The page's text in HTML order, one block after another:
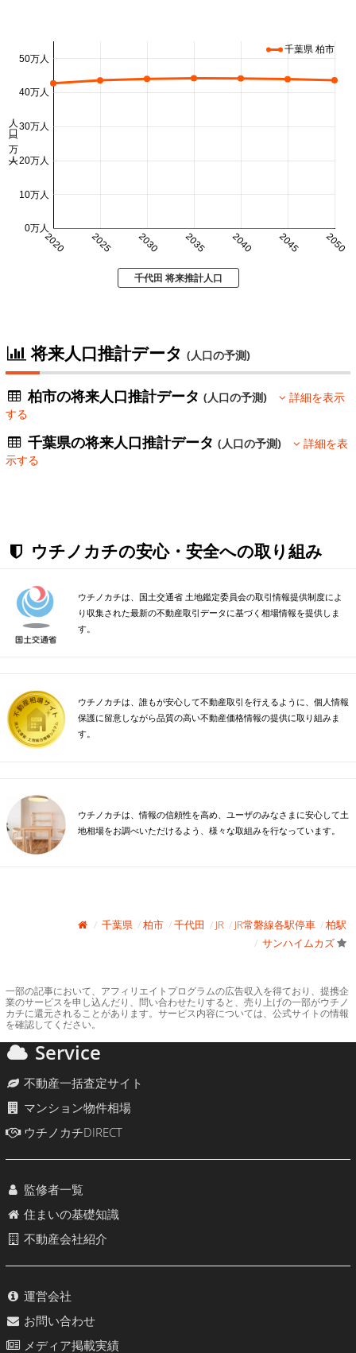
2020 2025 2030 2035 2040 2045 2050
0万人
10万人
20万人
30万人
40万人
50万人
人口 (万人)
千葉県 柏市
千代田 将来推計人口
将来人口推計データ (人口の予測)
柏市の将来人口推計データ(人口の予測)
詳細を表示
する
千葉県の将来人口推計データ(人口の予測)
詳細を表
示する
ウチノカチの安心・安全への取り組み
ウチノカチは、国土交通省 土地鑑定委員会の取引情報提供制度によ
り収集された最新の不動産取引データに基づく相場情報を提供しま
す。
ウチノカチは、誰もが安心して不動産取引を行えるように、個人情報
保護に留意しながら品質の高い不動産価格情報の提供に取り組みま
す。
ウチノカチは、情報の信頼性を高め、ユーザのみなさまに安心して土
地相場をお調べいただけるよう、様々な取組みを行なっています。
千葉県 柏市 千代田 JR JR常磐線各駅停車
柏駅
サンハイムカズ
一部の記事において、アフィリエイトプログラムの広告収入を得ており、提携企
業のサービスを申し込んだり、問い合わせたりすると、売り上げの一部がウチノ
カチに還元されることがあります。サービス内容については、公式サイトの情報
を確認してください。
Service
不動産一括査定サイト
マンション物件相場
ウチノカチDIRECT
監修者一覧
住まいの基礎知識
不動産会社紹介
運営会社
お問い合わせ
メディア掲載実績